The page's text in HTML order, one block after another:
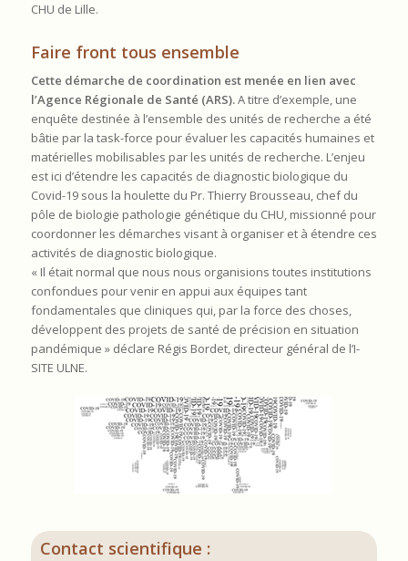
CHU de Lille.
Faire front tous ensemble
Cette démarche de coordination est menée en lien avec
l’Agence Régionale de Santé (ARS).A titre d’exemple, une
enquête destinée à l’ensemble des unités de recherche a été
bâtie par la task-force pour évaluer les capacités humaines et
matérielles mobilisables par les unités de recherche. L’enjeu
est ici d’étendre les capacités de diagnostic biologique du
Covid-19 sous la houlette du Pr. Thierry Brousseau, chef du
pôle de biologie pathologie génétique du CHU, missionné pour
coordonner les démarches visant à organiser et à étendre ces
activités de diagnostic biologique.
« Il était normal que nous nous organisions toutes institutions
confondues pour venir en appui aux équipes tant
fondamentales que cliniques qui, par la force des choses,
développent des projets de santé de précision en situation
pandémique » déclare Régis Bordet, directeur général de l’I-
SITE ULNE.
Contact scientifique :